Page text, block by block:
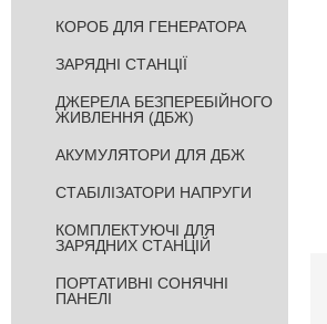
КОРОБ ДЛЯ ГЕНЕРАТОРА
ЗАРЯДНІ СТАНЦІЇ
ДЖЕРЕЛА БЕЗПЕРЕБІЙНОГО
ЖИВЛЕННЯ (ДБЖ)
АКУМУЛЯТОРИ ДЛЯ ДБЖ
СТАБІЛІЗАТОРИ НАПРУГИ
КОМПЛЕКТУЮЧІ ДЛЯ
ЗАРЯДНИХ СТАНЦІЙ
ПОРТАТИВНІ СОНЯЧНІ
ПАНЕЛІ